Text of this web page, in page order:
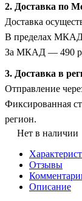
2. Доставка по
Доставка
В пределах
За МКАД — 490
3. Доставка в
Отправление
Фиксированная
регион.
Нет в наличии
Отзывы
Описание